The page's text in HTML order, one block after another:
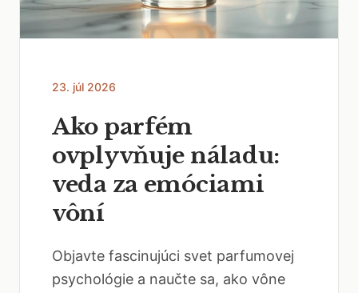
23. júl 2026
Ako parfém
ovplyvňuje náladu:
veda za emóciami
vôní
Objavte fascinujúci svet parfumovej
psychológie a naučte sa, ako vône